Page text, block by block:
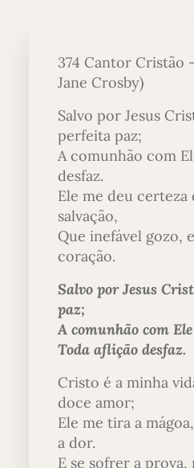
374 Cantor Cristão
Jane Crosby)
Salvo por Jesus
perfeita paz;
A comunhão com
desfaz.
Ele me deu certeza
salvação,
Que inefável gozo,
coração.
Salvo por Jesus
paz;
A comunhão com Ele
Toda aflição desfaz.
Cristo é a minha
doce amor;
Ele me tira a
a dor.
E se sofrer a